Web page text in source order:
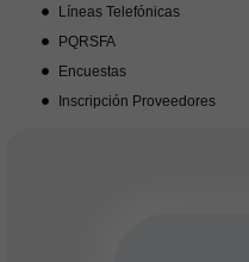
Líneas Telefónicas
PQRSFA
Encuestas
Inscripción Proveedores